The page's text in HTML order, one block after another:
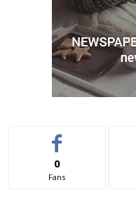
0
Fans